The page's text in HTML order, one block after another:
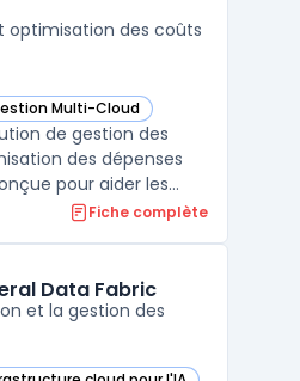
et de
a ...
optimisation des coûts
Multi-Cloud
catégorie
de gestion des
des dépenses
pour aider les
comprendre, analyser
complète des
les do ...
Fiche complète
Data Fabric
et la gestion des